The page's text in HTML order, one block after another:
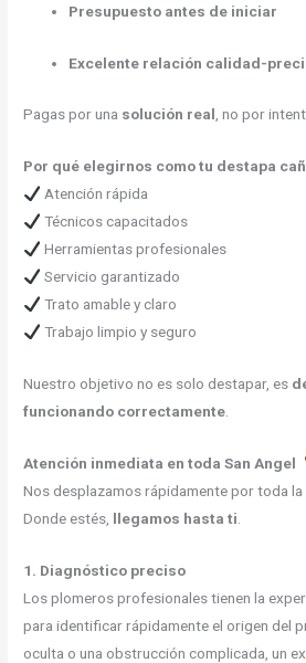
Presupuesto antes de iniciar
Excelente relación calidad-
Pagas por una solución real, no por
Por qué elegirnos como tu destapa
Atención rápida
Técnicos capacitados
Herramientas profesionales
Servicio garantizado
Trato amable y claro
Trabajo limpio y seguro
Nuestro objetivo no es solo destapar, es
funcionando correctamente
Atención inmediata en toda San Angel
Nos desplazamos rápidamente por toda la
Donde estés, llegamos hasta ti
1. Diagnóstico preciso
Los plomeros profesionales tienen la
para identificar rápidamente el origen del
oculta o una obstrucción complicada, un